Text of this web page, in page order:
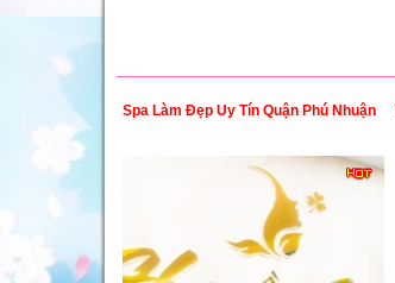
Spa Làm Đẹp Uy Tín Quận Phú Nhuận